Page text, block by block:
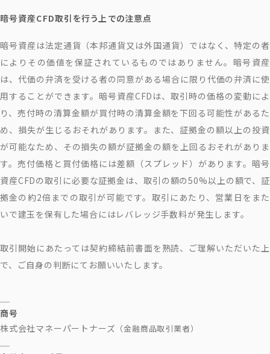
暗号資産CFD取引を行う上での注意点
暗号資産は法定通貨（本邦通貨又は外国通貨）ではなく、特定の者
によりその価値を保証されているものではありません。暗号資産
は、代価の弁済を受ける者の同意がある場合に限り代価の弁済に使
用することができます。暗号資産CFDは、取引時の価格の変動によ
り、売付時の清算金額が買付時の清算金額を下回る可能性があるた
め、損失が生じるおそれがあります。また、証拠金の額以上の投資
が可能なため、その損失の額が証拠金の額を上回るおそれがありま
す。売付価格と買付価格には差額（スプレッド）があります。暗号
資産CFDの取引に必要な証拠金は、取引の額の50%以上の額で、証
拠金の約2倍までの取引が可能です。取引にあたり、営業日をまた
いで建玉を保有した場合にはレバレッジ手数料が発生します。
取引開始にあたっては契約締結前書面を熟読、ご理解いただいた上
で、ご自身の判断にてお願いいたします。
商号
株式会社マネーパートナーズ （金融商品取引業者）